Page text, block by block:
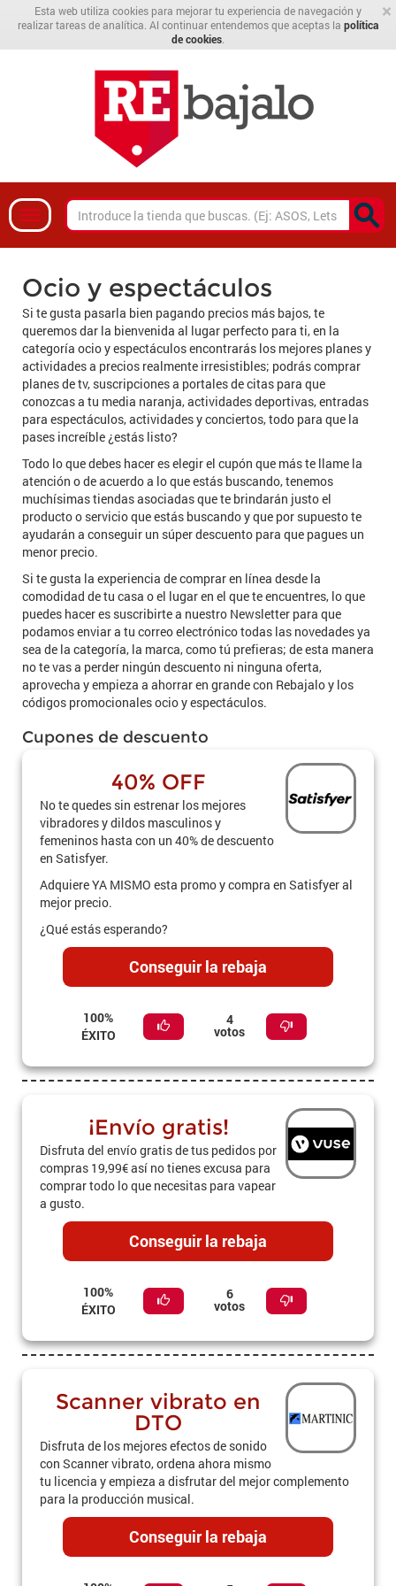
×
Esta web utiliza cookies para mejorar tu experiencia de navegación y
realizar tareas de analítica. Al continuar entendemos que aceptas la política
de cookies
Ocio y espectáculos
Si te gusta pasarla bien pagando precios más bajos, te
queremos dar la bienvenida al lugar perfecto para ti, en la
categoría ocio y espectáculos encontrarás los mejores planes y
actividades a precios realmente irresistibles; podrás comprar
planes de tv, suscripciones a portales de citas para que
conozcas a tu media naranja, actividades deportivas, entradas
para espectáculos, actividades y conciertos, todo para que la
pases increíble ¿estás listo?
Todo lo que debes hacer es elegir el cupón que más te llame la
atención o de acuerdo a lo que estás buscando, tenemos
muchísimas tiendas asociadas que te brindarán justo el
producto o servicio que estás buscando y que por supuesto te
ayudarán a conseguir un súper descuento para que pagues un
menor precio.
Si te gusta la experiencia de comprar en línea desde la
comodidad de tu casa o el lugar en el que te encuentres, lo que
puedes hacer es suscribirte a nuestro Newsletter para que
podamos enviar a tu correo electrónico todas las novedades ya
sea de la categoría, la marca, como tú prefieras; de esta manera
no te vas a perder ningún descuento ni ninguna oferta,
aprovecha y empieza a ahorrar en grande con Rebajalo y los
códigos promocionales ocio y espectáculos.
Cupones de descuento
40% OFF
No te quedes sin estrenar los mejores
vibradores y dildos masculinos y
femeninos hasta con un 40% de descuento
en Satisfyer.
Adquiere YA MISMO esta promo y compra en Satisfyer al
mejor precio.
¿Qué estás esperando?
Conseguir la rebaja
100%
ÉXITO
4
votos
¡Envío gratis!
Disfruta del envío gratis de tus pedidos por
compras 19,99€ así no tienes excusa para
comprar todo lo que necesitas para vapear
a gusto.
Conseguir la rebaja
100%
ÉXITO
6
votos
Scanner vibrato en
DTO
Disfruta de los mejores efectos de sonido
con Scanner vibrato, ordena ahora mismo
tu licencia y empieza a disfrutar del mejor complemento
para la producción musical.
Conseguir la rebaja